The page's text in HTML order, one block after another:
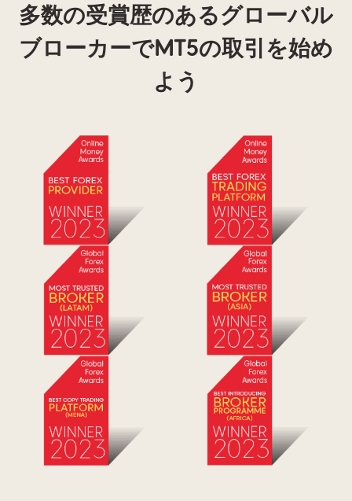
多数の受賞歴のあるグローバル
ブローカーでMT5の取引を始め
よう